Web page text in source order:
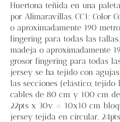
Huertona teñida en una
por Alimaravillas. CC1: Color
o aproximadamente 190
fingering para todas las tallas.
madeja o aproximadamente
grosor fingering para todas
jersey se ha tejido con
las secciones (elástico,
cables de 80 cm y 100 cm
22pts x 30v = 10x10 cm
jersey tejida en circular.